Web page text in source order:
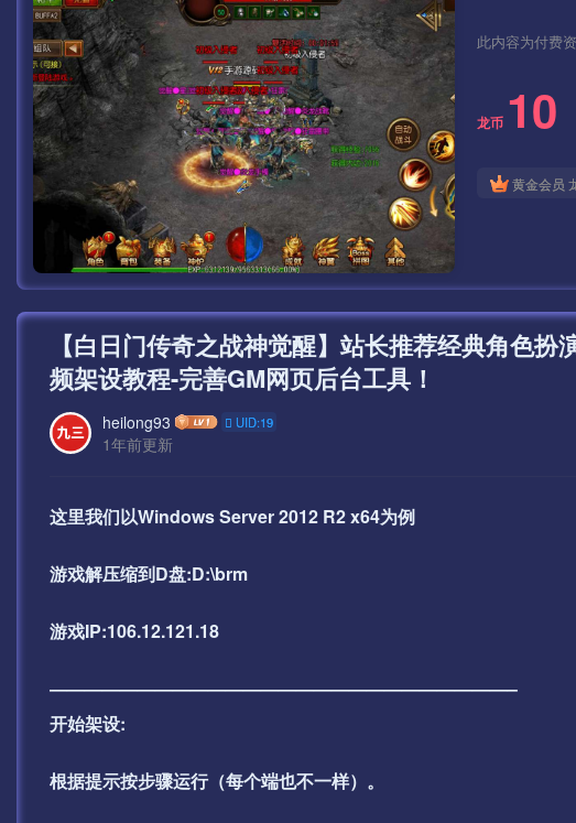
此内容为付费
龙币 10
黄金会员
【白日门传奇之战神觉醒】站长推荐经典角色
频架设教程-完善GM网页后台工具！
heilong93 UID:19
1年前更新
这里我们以Windows Server 2012 R2 x64为例
游戏解压缩到D盘:D:\brm
游戏IP:106.12.121.18
——————————————————————————–
开始架设:
根据提示按步骤运行（每个端也不一样）。